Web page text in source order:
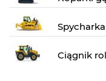
Spycharka
Ciągnik